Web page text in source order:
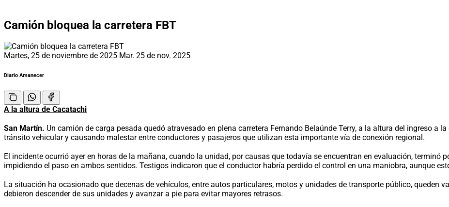
Camión bloquea la carretera FBT
Martes, 25 de noviembre de 2025 Mar. 25 de nov. 2025
Diario Amanecer
A la altura de Cacatachi
San Martín. Un camión de carga pesada quedó atravesado en plena carretera Fernando Belaúnde Terry, a la altura del ingreso a
tránsito vehicular y causando malestar entre conductores y pasajeros que utilizan esta importante vía de conexión regional.
El incidente ocurrió ayer en horas de la mañana, cuando la unidad, por causas que todavía se encuentran en evaluación, terminó
impidiendo el paso en ambos sentidos. Testigos indicaron que el conductor habría perdido el control en una maniobra, aunque
La situación ha ocasionado que decenas de vehículos, entre autos particulares, motos y unidades de transporte público, queden
debieron descender de sus unidades y avanzar a pie para evitar mayores retrasos.